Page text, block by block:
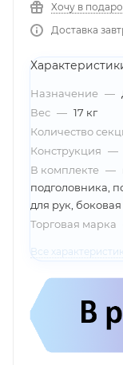
Хочу в
Доставка
Назначение —
Вес — 17 кг
Количество
Конструкция —
В комплекте —
подголовника,
для рук,
Торговая марка
Все